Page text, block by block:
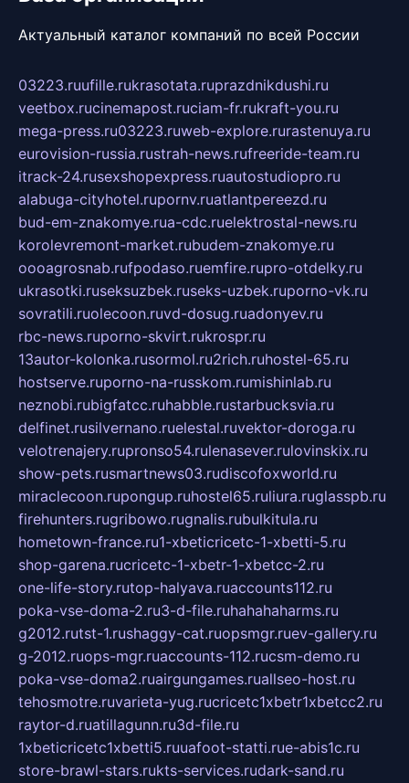
Актуальный каталог компаний по всей России
03223.ruufille.rukrasotata.ruprazdnikdushi.ru
veetbox.rucinemapost.ruciam-fr.rukraft-you.ru
mega-press.ru03223.ruweb-explore.rurastenuya.ru
eurovision-russia.rustrah-news.rufreeride-team.ru
itrack-24.rusexshopexpress.ruautostudiopro.ru
alabuga-cityhotel.rupornv.ruatlantpereezd.ru
bud-em-znakomye.rua-cdc.ruelektrostal-news.ru
korolevremont-market.rubudem-znakomye.ru
oooagrosnab.rufpodaso.ruemfire.rupro-otdelky.ru
ukrasotki.ruseksuzbek.ruseks-uzbek.ruporno-vk.ru
sovratili.ruolecoon.ruvd-dosug.ruadonyev.ru
rbc-news.ruporno-skvirt.rukrospr.ru
13autor-kolonka.rusormol.ru2rich.ruhostel-65.ru
hostserve.ruporno-na-russkom.rumishinlab.ru
neznobi.rubigfatcc.ruhabble.rustarbucksvia.ru
delfinet.rusilvernano.ruelestal.ruvektor-doroga.ru
velotrenajery.rupronso54.rulenasever.rulovinskix.ru
show-pets.rusmartnews03.rudiscofoxworld.ru
miraclecoon.rupongup.ruhostel65.ruliura.ruglasspb.ru
firehunters.rugribowo.rugnalis.rubulkitula.ru
hometown-france.ru1-xbeticricetc-1-xbetti-5.ru
shop-garena.rucricetc-1-xbetr-1-xbetcc-2.ru
one-life-story.rutop-halyava.ruaccounts112.ru
poka-vse-doma-2.ru3-d-file.ruhahahaharms.ru
g2012.rutst-1.rushaggy-cat.ruopsmgr.ruev-gallery.ru
g-2012.ruops-mgr.ruaccounts-112.rucsm-demo.ru
poka-vse-doma2.ruairgungames.ruallseo-host.ru
tehosmotre.ruvarieta-yug.rucricetc1xbetr1xbetcc2.ru
raytor-d.ruatillagunn.ru3d-file.ru
1xbeticricetc1xbetti5.ruuafoot-statti.rue-abis1c.ru
store-brawl-stars.rukts-services.rudark-sand.ru